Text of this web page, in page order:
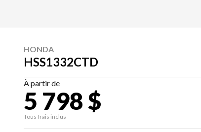
HONDA
HSS1332CTD
À partir de
5 798 $
Tous frais inclus